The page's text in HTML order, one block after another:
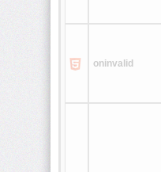
oninvalid